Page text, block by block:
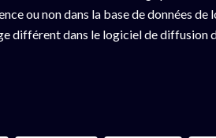
ou non dans la base de données
différent dans le logiciel de diffusion